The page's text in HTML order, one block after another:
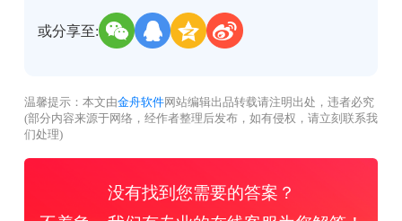
或分享至:
温馨提示：本文由金舟软件网站编辑出品转载请注明出处，违者必究
(部分内容来源于网络，经作者整理后发布，如有侵权，请立刻联系我
们处理)
没有找到您需要的答案？